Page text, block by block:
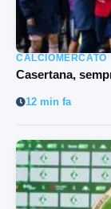
CALCIOMERCATO
Casertana,
12 min fa